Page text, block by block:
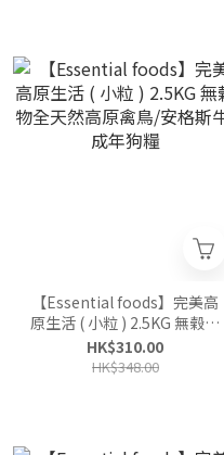
【Essential foods】完美高
原生活 ( 小粒 ) 2.5KG 無榖物
全天然高原禽鳥/安格斯牛|
成年狗糧
HK$310.00
HK$348.00